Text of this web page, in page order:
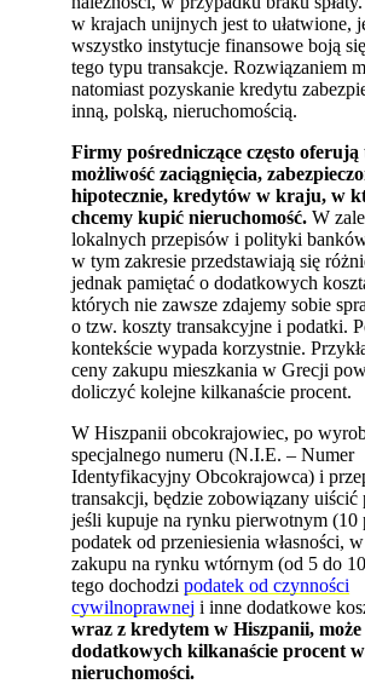
w krajach unijnych jest to ułatwione,
wszystko instytucje finansowe boją
tego typu transakcje. Rozwiązaniem
natomiast pozyskanie kredytu
inną, polską, nieruchomością.
Firmy pośredniczące często oferują
możliwość zaciągnięcia,
hipotecznie, kredytów w kraju, w
chcemy kupić nieruchomość. W
lokalnych przepisów i polityki
w tym zakresie przedstawiają się
jednak pamiętać o dodatkowych
których nie zawsze zdajemy sobie
o tzw. koszty transakcyjne i podatki.
kontekście wypada korzystnie.
ceny zakupu mieszkania w Grecji
doliczyć kolejne kilkanaście procent.
W Hiszpanii obcokrajowiec, po
specjalnego numeru (N.I.E. – Numer
Identyfikacyjny Obcokrajowca) i
transakcji, będzie zobowiązany uiścić
jeśli kupuje na rynku pierwotnym (10
podatek od przeniesienia własności,
zakupu na rynku wtórnym (od 5 do
tego dochodzipodatek od czynności
cywilnoprawnej i inne dodatkowe
wraz z kredytem w Hiszpanii, może
dodatkowych kilkanaście procent
nieruchomości.